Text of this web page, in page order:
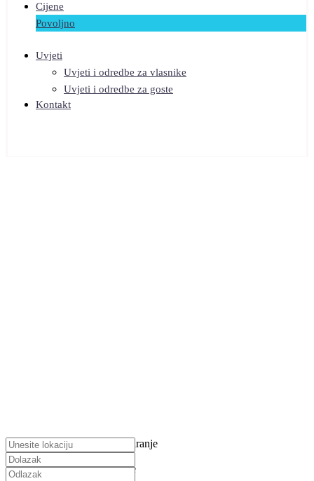
Cijene
Povoljno
Uvjeti
Uvjeti i odredbe za vlasnike
Uvjeti i odredbe za goste
Kontakt
pritisnite za uključivanje skaliranje
Preuzimanje karata
Nismo našli nikakve rezultate